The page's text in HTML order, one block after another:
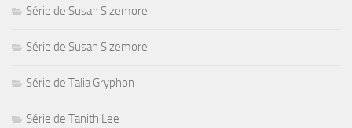
Série de Susan Sizemore
Série de Susan Sizemore
Série de Talia Gryphon
Série de Tanith Lee